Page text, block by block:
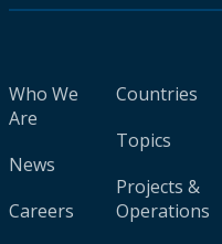
Who We
Are
News
Careers
Countries
Topics
Projects &
Operations